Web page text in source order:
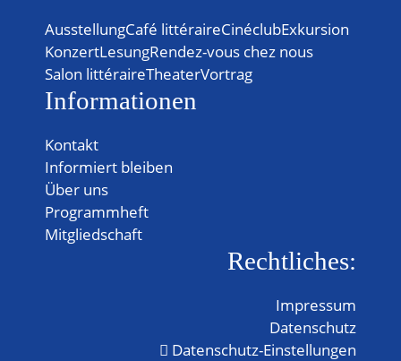
AusstellungCafé littéraireCinéclubExkursion
KonzertLesungRendez-vous chez nous
Salon littéraireTheaterVortrag
Informationen
Kontakt
Informiert bleiben
Über uns
Programmheft
Mitgliedschaft
Rechtliches:
Impressum
Datenschutz
Datenschutz-Einstellungen